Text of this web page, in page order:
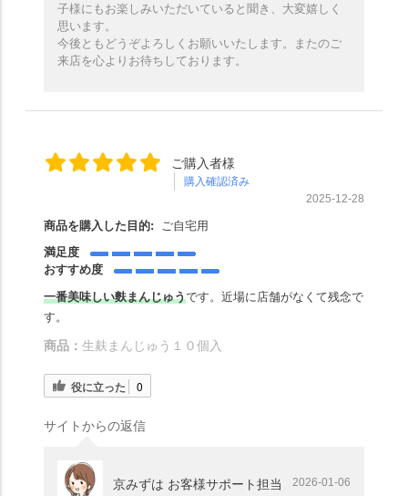
子様にもお楽しみいただいていると聞き、大変嬉しく
思います。
今後ともどうぞよろしくお願いいたします。またのご
来店を心よりお待ちしております。
ご購入者様
購入確認済み
2025-12-28
商品を購入した目的:
ご自宅用
満足度
おすすめ度
一番美味しい麩まんじゅうです。近場に店舗がなくて残念で
す。
商品： 生麸まんじゅう１０個入
役に立った 0
サイトからの返信
京みずは お客様サポート担当 2026-01-06